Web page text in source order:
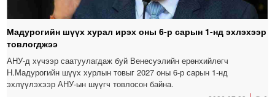
Мадурогийн шүүх хурал ирэх оны 6-р сарын 1-нд эхлэхээр
товлогджээ
АНУ-д хүчээр саатуулагдаж буй Венесуэлийн ерөнхийлөгч
Н.Мадурогийн шүүх хурлын товыг 2027 оны 6-р сарын 1-нд
эхлүүлэхээр АНУ-ын шүүгч товлосон байна.